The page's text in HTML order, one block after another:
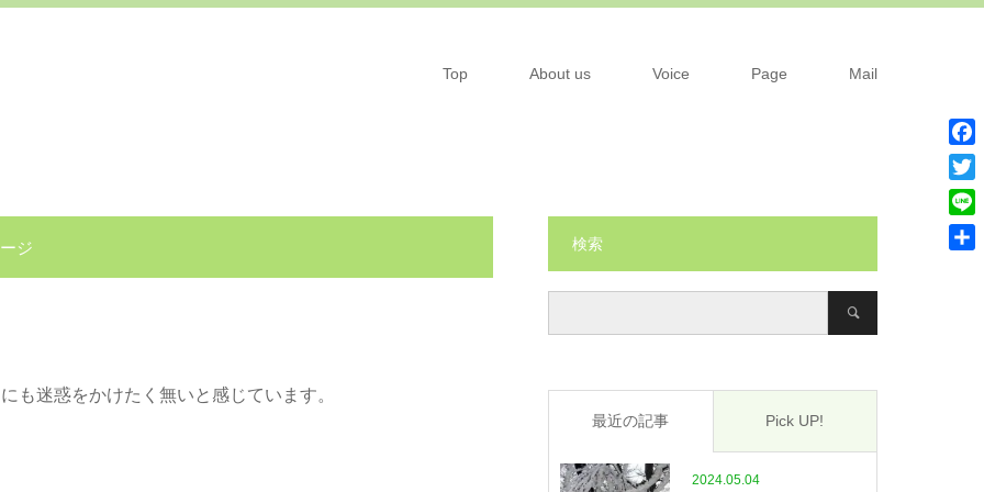
Top About us Voice Page Mail
ジ
も迷惑をかけたく無いと感じています。
検索
最近の記事 Pick UP!
2024.05.04
Line